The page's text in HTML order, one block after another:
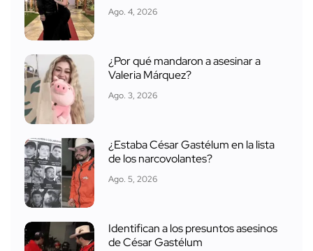
Ago. 4, 2026
¿Por qué mandaron a asesinar a
Valeria Márquez?
Ago. 3, 2026
¿Estaba César Gastélum en la lista
de los narcovolantes?
Ago. 5, 2026
Identifican a los presuntos asesinos
de César Gastélum